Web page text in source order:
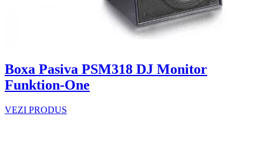
Boxa Pasiva PSM318 DJ Monitor
Funktion-One
VEZI PRODUS